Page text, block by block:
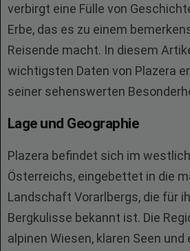
verbirgt eine Fülle von
Erbe, das es zu einem
Reisende macht. In diesem
wichtigsten Daten von Plazera
seiner sehenswerten
Lage und Geographie
Plazera befindet sich im
Österreichs, eingebettet in die
Landschaft Vorarlbergs, die für
Bergkulisse bekannt ist. Die
alpinen Wiesen, klaren Seen und